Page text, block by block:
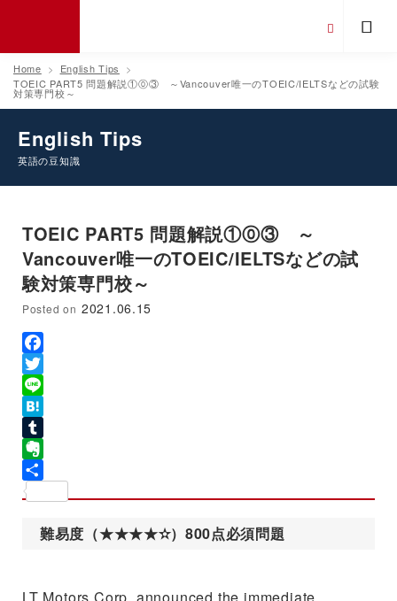
Home
English Tips
TOEIC PART5 問題解説①⓪③ ～Vancouver唯一のTOEIC/IELTSなどの試験
対策専門校～
English Tips
英語の豆知識
TOEIC PART5 問題解説①⓪③ ～
Vancouver唯一のTOEIC/IELTSなどの試
験対策専門校～
Posted on 2021.06.15
Facebook
Twitter
Line
Hatena
Tumblr
Evernote
難易度（★★★★✫）800点必須問題